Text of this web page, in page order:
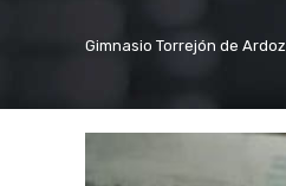
CORE
Gimnasio Torrejón de Ardoz